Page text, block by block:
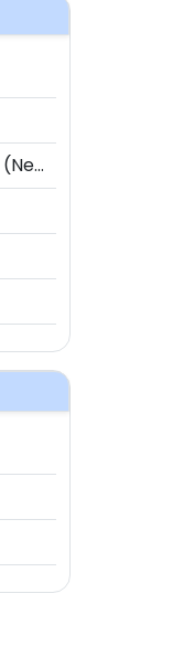
(New)